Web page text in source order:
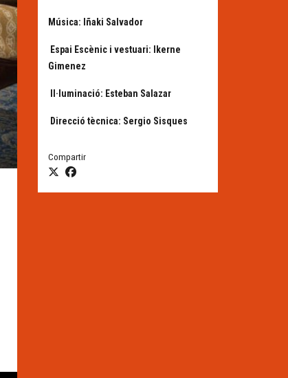
Música: Iñaki Salvador
Espai Escènic i vestuari: Ikerne
Gimenez
Il·luminació: Esteban Salazar
Direcció tècnica: Sergio Sisques
Compartir